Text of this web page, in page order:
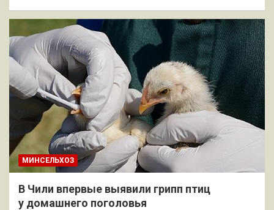
МИНСЕЛЬХОЗ
В Чили впервые выявили грипп птиц
у домашнего поголовья